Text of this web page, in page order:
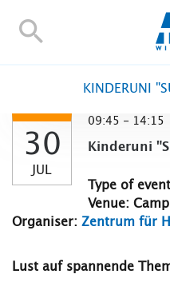
ALUMNI
UNIVERSITY
INTERNATIONAL
Contact and directions
KINDERUNI
30
JUL
09:45 - 14:15
Kinderuni
Type of
Venue:
Organiser: Zentrum für
Lust auf spannende